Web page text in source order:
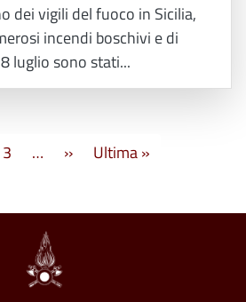
dei vigili del fuoco in Sicilia,
incendi boschivi e di
luglio sono stati...
3 … ››Pagina successiva
Ultima »